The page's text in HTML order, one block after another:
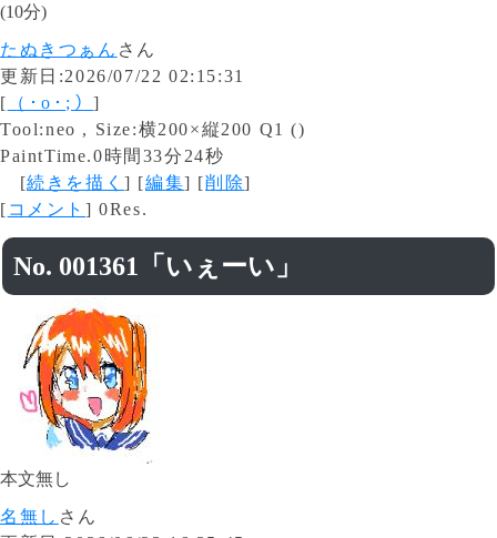
(10分)
たぬきつぁん さん
更新日:2026/07/22 02:15:31
[ （⁠･⁠o⁠･⁠;⁠）]
Tool:neo , Size:横200×縦200 Q1 ()
PaintTime.0時間33分24秒
[続きを描く] [編集] [削除]
[ コメント] 0Res.
No. 001361「いぇーい」
本文無し
名無し さん